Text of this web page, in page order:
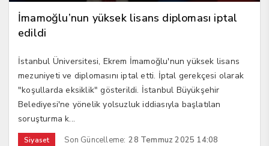
İmamoğlu’nun yüksek lisans diploması iptal
edildi
İstanbul Üniversitesi, Ekrem İmamoğlu'nun yüksek lisans
mezuniyeti ve diplomasını iptal etti. İptal gerekçesi olarak
"koşullarda eksiklik" gösterildi. İstanbul Büyükşehir
Belediyesi'ne yönelik yolsuzluk iddiasıyla başlatılan
soruşturma k...
Siyaset Son Güncelleme: 28 Temmuz 2025 14:08